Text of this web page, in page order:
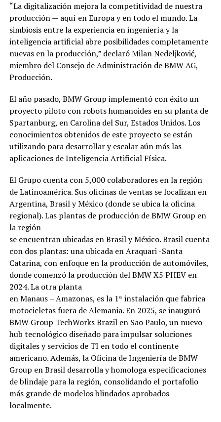
“La digitalización mejora la competitividad de nuestra
producción — aquí en Europa y en todo el mundo. La
simbiosis entre la experiencia en ingeniería y la
inteligencia artificial abre posibilidades completamente
nuevas en la producción,” declaró Milan Nedeljković,
miembro del Consejo de Administración de BMW AG,
Producción.
El año pasado, BMW Group implementó con éxito un
proyecto piloto con robots humanoides en su planta de
Spartanburg, en Carolina del Sur, Estados Unidos. Los
conocimientos obtenidos de este proyecto se están
utilizando para desarrollar y escalar aún más las
aplicaciones de Inteligencia Artificial Física.
El Grupo cuenta con 5,000 colaboradores en la región
de Latinoamérica. Sus oficinas de ventas se localizan en
Argentina, Brasil y México (donde se ubica la oficina
regional). Las plantas de producción de BMW Group en
la región
se encuentran ubicadas en Brasil y México. Brasil cuenta
con dos plantas: una ubicada en Araquari -Santa
Catarina, con enfoque en la producción de automóviles,
donde comenzó la producción del BMW X5 PHEV en
2024. La otra planta
en Manaus – Amazonas, es la 1ª instalación que fabrica
motocicletas fuera de Alemania. En 2025, se inauguró
BMW Group TechWorks Brazil en São Paulo, un nuevo
hub tecnológico diseñado para impulsar soluciones
digitales y servicios de TI en todo el continente
americano. Además, la Oficina de Ingeniería de BMW
Group en Brasil desarrolla y homologa especificaciones
de blindaje para la región, consolidando el portafolio
más grande de modelos blindados aprobados
localmente.